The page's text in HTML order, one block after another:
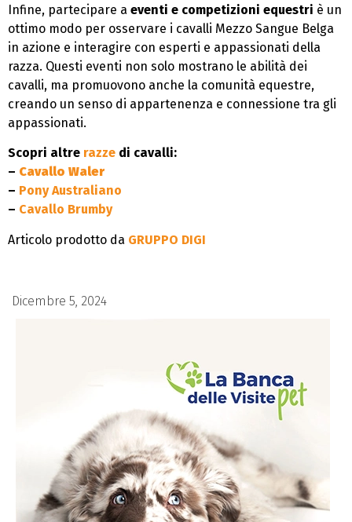
Infine, partecipare a eventi e competizioni equestri è un
ottimo modo per osservare i cavalli Mezzo Sangue Belga
in azione e interagire con esperti e appassionati della
razza. Questi eventi non solo mostrano le abilità dei
cavalli, ma promuovono anche la comunità equestre,
creando un senso di appartenenza e connessione tra gli
appassionati.
Scopri altre razze di cavalli:
– Cavallo Waler
– Pony Australiano
– Cavallo Brumby
Articolo prodotto da GRUPPO DIGI
Dicembre 5, 2024